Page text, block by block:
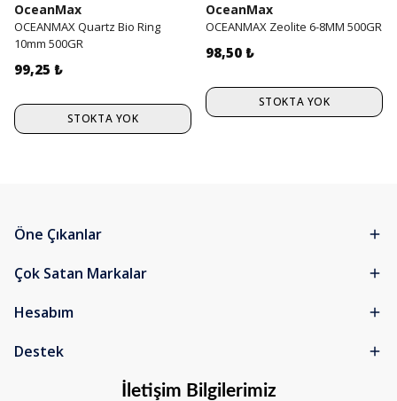
OceanMax
OCEANMAX Quartz Bio Ring
10mm 500GR
99,25 ₺
STOKTA YOK
OceanMax
OCEANMAX Zeolite 6-8MM 500GR
98,50 ₺
STOKTA YOK
Öne Çıkanlar
Çok Satan Markalar
Hesabım
Destek
İletişim Bilgilerimiz